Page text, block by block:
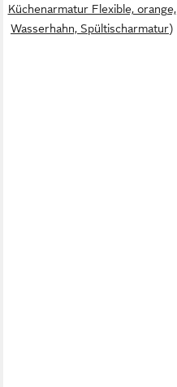
Küchenarmatur Flexible, orange,
Wasserhahn, Spültischarmatur)